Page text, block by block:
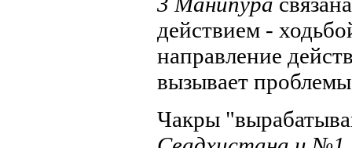
действием -
направление
вызывает
Чакры